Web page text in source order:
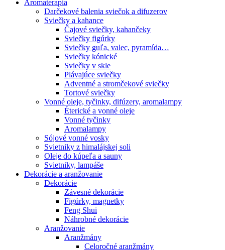
Aromaterapia
Darčekové balenia sviečok a difuzerov
Sviečky a kahance
Čajové sviečky, kahančeky
Sviečky figúrky
Sviečky guľa, valec, pyramída…
Sviečky kónické
Sviečky v skle
Plávajúce sviečky
Adventné a stromčekové sviečky
Tortové sviečky
Vonné oleje, tyčinky, difúzery, aromalampy
Éterické a vonné oleje
Vonné tyčinky
Aromalampy
Sójové vonné vosky
Svietniky z himalájskej soli
Oleje do kúpeľa a sauny
Svietniky, lampáše
Dekorácie a aranžovanie
Dekorácie
Závesné dekorácie
Figúrky, magnetky
Feng Shui
Náhrobné dekorácie
Aranžovanie
Aranžmány
Celoročné aranžmány